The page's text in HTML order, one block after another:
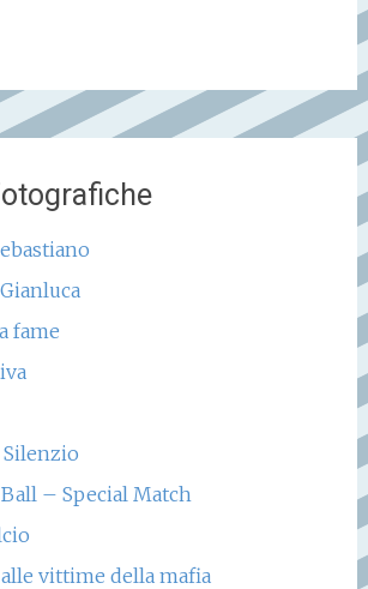
fame
Silenzio
– Special Match
vittime della mafia